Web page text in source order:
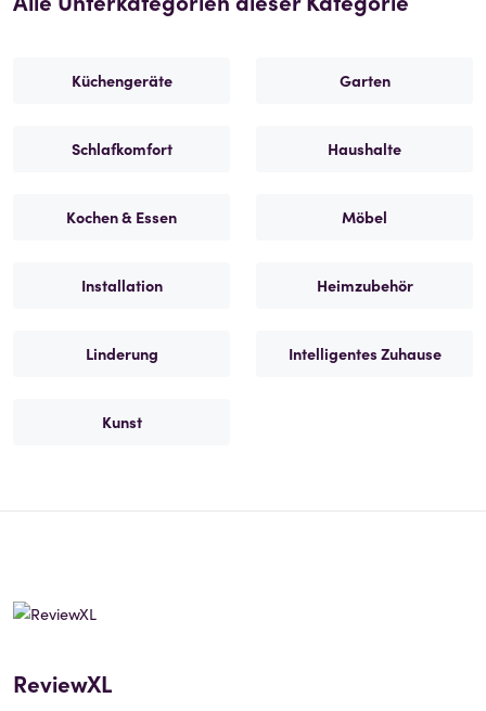
Küchengeräte Garten
Schlafkomfort Haushalte
Kochen & Essen Möbel
Installation Heimzubehör
Linderung Intelligentes Zuhause
Kunst
ReviewXL